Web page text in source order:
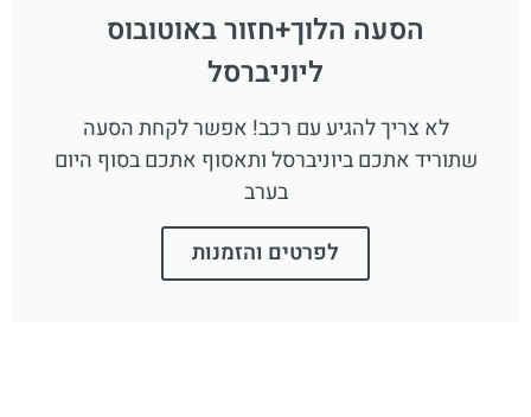
הסעה הלוך+חזור באוטובוס
ליוניברסל
לא צריך להגיע עם רכב! אפשר לקחת הסעה
שתוריד אתכם ביוניברסל ותאסוף אתכם בסוף היום
בערב
לפרטים והזמנות